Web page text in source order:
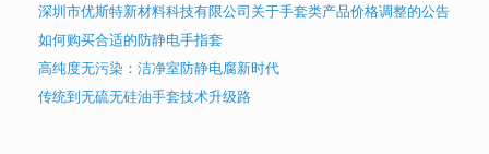
深圳市优斯特新材料科技有限公司关于手套类产品价格调整的公告
如何购买合适的防静电手指套
高纯度无污染：洁净室防静电腐新时代
传统到无硫无硅油手套技术升级路